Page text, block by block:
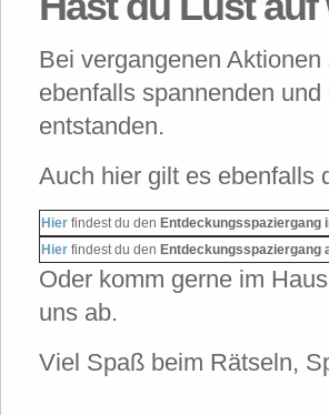
Bei vergangenen
ebenfalls spannenden
entstanden.
Auch hier gilt es ebenfalls
Hier findest du den Entdeckungsspaziergang
Hier findest du den Entdeckungsspaziergang
Oder komm gerne im
uns ab.
Viel Spaß beim Rätseln,